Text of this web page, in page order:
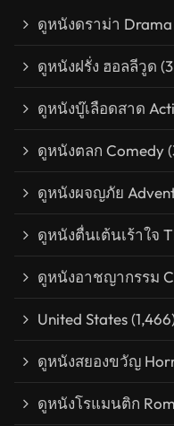
ดูหนังดราม่า Drama
ดูหนังฝรั่ง ฮอลลีวูด
ดูหนังบู๊เลือดสาด
ดูหนังตลก Comedy
ดูหนังผจญภัย
ดูหนังตื่นเต้นเร้าใจ
ดูหนังอาชญากรรม
United States
ดูหนังสยองขวัญ
ดูหนังโรแมนติก